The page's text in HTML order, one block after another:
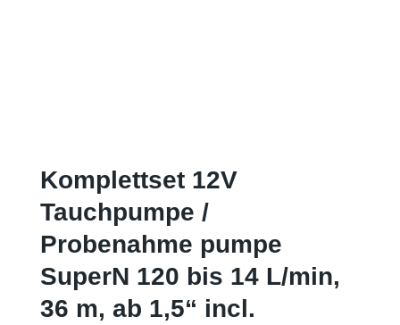
Komplettset 12V
Tauchpumpe /
Probenahme pumpe
SuperN 120 bis 14 L/min,
36 m, ab 1,5“ incl.